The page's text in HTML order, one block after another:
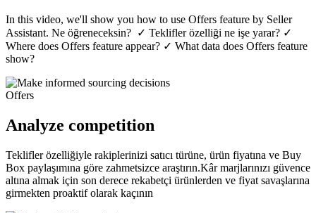
In this video, we'll show you how to use Offers feature by Seller
Assistant. Ne öğreneceksin? ‍ ✓ Teklifler özelliği ne işe yarar? ✓
Where does Offers feature appear? ✓ What data does Offers feature
show?
Offers
Analyze competition
Teklifler özelliğiyle rakiplerinizi satıcı türüne, ürün fiyatına ve Buy
Box paylaşımına göre zahmetsizce araştırın.Kâr marjlarınızı güvence
altına almak için son derece rekabetçi ürünlerden ve fiyat savaşlarına
girmekten proaktif olarak kaçının